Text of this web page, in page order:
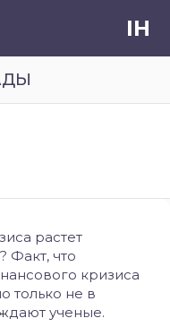
IH
растет
Факт, что
кризиса
только не в
ученые.